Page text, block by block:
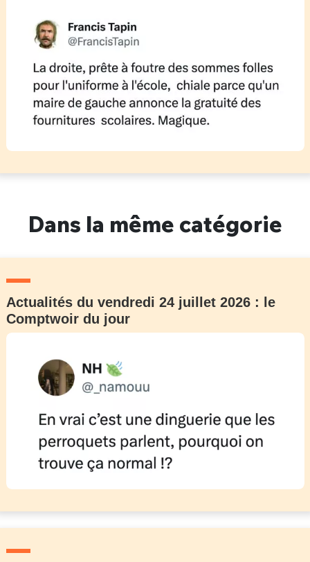
Dans la même catégorie
Actualités du vendredi 24 juillet 2026 : le
Comptwoir du jour